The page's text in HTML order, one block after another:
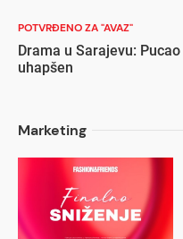
POTVRĐENO ZA "AVAZ"
Drama u Sarajevu:
uhapšen
Marketing